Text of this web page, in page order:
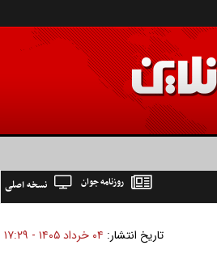
نسخه اصلی روزنامه جوان
تاریخ انتشار: ۰۴ خرداد ۱۴۰۵ - ۱۷:۲۹